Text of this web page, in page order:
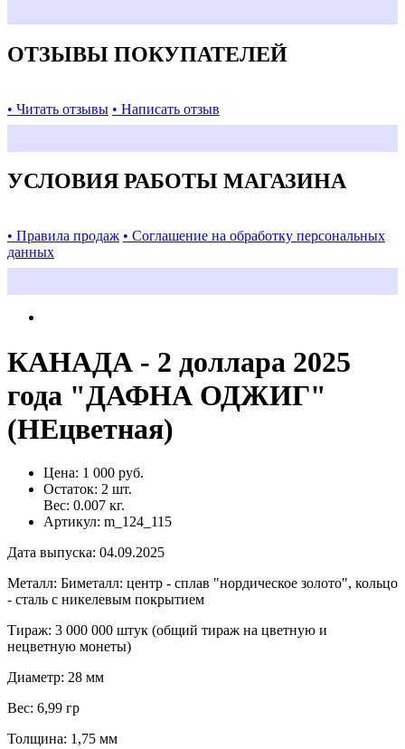
ОТЗЫВЫ ПОКУПАТЕЛЕЙ
• Читать отзывы • Написать отзыв
УСЛОВИЯ РАБОТЫ МАГАЗИНА
• Правила продаж • Соглашение на обработку персональных
данных
КАНАДА - 2 доллара 2025
года "ДАФНА ОДЖИГ"
(НЕцветная)
Цена: 1 000 руб.
Остаток: 2 шт.
Вес: 0.007 кг.
Артикул: m_124_115
Дата выпуска: 04.09.2025
Металл: Биметалл: центр - сплав "нордическое золото", кольцо
- сталь с никелевым покрытием
Тираж: 3 000 000 штук (общий тираж на цветную и
нецветную монеты)
Диаметр: 28 мм
Вес: 6,99 гр
Толщина: 1,75 мм